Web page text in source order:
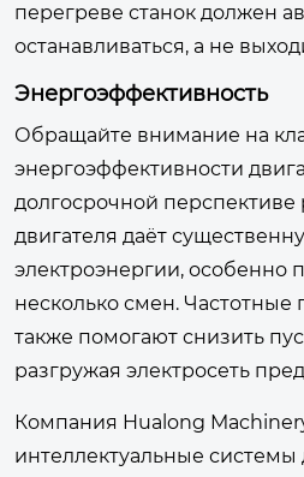
перегреве станок должен
останавливаться, а не
Энергоэффективность
Обращайте внимание на
энергоэффективности
долгосрочной перспективе
двигателя даёт
электроэнергии, особенно
несколько смен. Частотные
также помогают снизить
разгружая электросеть
Компания Hualong
интеллектуальные системы